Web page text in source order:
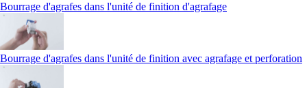
Bourrage d'agrafes dans l'unité de finition d'agrafage
Bourrage d'agrafes dans l'unité de finition avec agrafage et perforation